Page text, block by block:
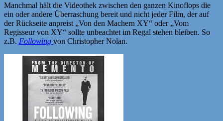
Manchmal hält die Videothek zwischen den ganzen Kinoflops die
ein oder andere Überraschung bereit und nicht jeder Film, der auf
der Rückseite anpreist „Von den Machern XY“ oder „Vom
Regisseur von XY“ sollte unbeachtet im Regal stehen bleiben. So
z.B. Following von Christopher Nolan.